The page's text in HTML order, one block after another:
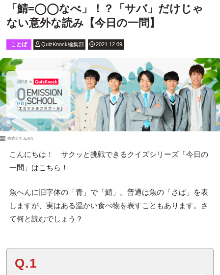
「鯖=◯◯なべ」！？「サバ」だけじゃ
ない意外な読み【今日の一問】
ことば QuizKnock編集部 2021.12.09
PR 株式会社JERA
こんにちは！ サクッと挑戦できるクイズシリーズ「今日の
一問」はこちら！
魚へんに旧字体の「青」で「鯖」。普通は魚の「さば」を表
しますが、実はある温かい食べ物を表すこともあります。さ
て何と読むでしょう？
Q.1